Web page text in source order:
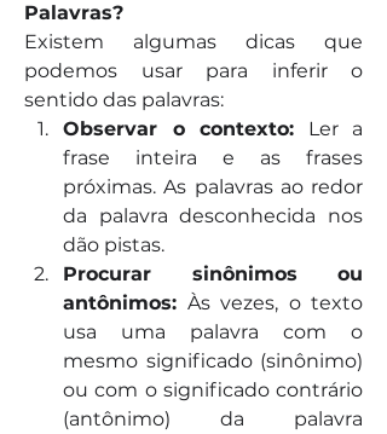
Palavras?
Existem algumas dicas que
podemos usar para inferir o
sentido das palavras:
Observar o contexto: Ler a
frase inteira e as frases
próximas. As palavras ao redor
da palavra desconhecida nos
dão pistas.
Procurar sinônimos ou
antônimos: Às vezes, o texto
usa uma palavra com o
mesmo significado (sinônimo)
ou com o significado contrário
(antônimo) da palavra